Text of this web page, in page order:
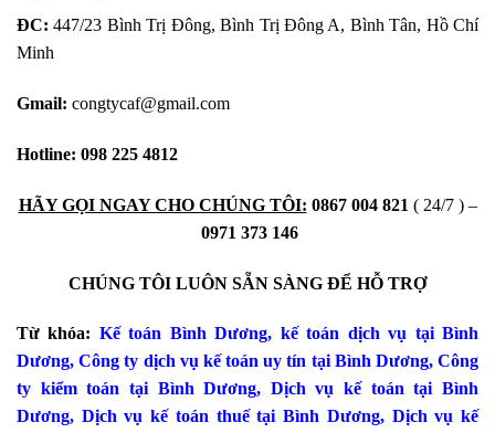
ĐC: 447/23 Bình Trị Đông, Bình Trị Đông A, Bình Tân, Hồ Chí
Minh
Gmail: congtycaf@gmail.com
Hotline: 098 225 4812
HÃY GỌI NGAY CHO CHÚNG TÔI: 0867 004 821 ( 24/7 ) –
0971 373 146
CHÚNG TÔI LUÔN SẴN SÀNG ĐỂ HỖ TRỢ
Từ khóa: Kế toán Bình Dương, kế toán dịch vụ tại Bình
Dương,Công ty dịch vụ kế toán uy tín tại Bình Dương,Công
ty kiểm toán tại Bình Dương, Dịch vụ kế toán tại Bình
Dương, Dịch vụ kế toán thuế tại Bình Dương, Dịch vụ kế